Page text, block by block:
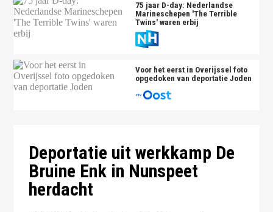
75 jaar D-day: Nederlandse
Marineschepen 'The Terrible
Twins' waren erbij
Voor het eerst in Overijssel foto
opgedoken van deportatie Joden
Deportatie uit werkkamp De
Bruine Enk in Nunspeet
herdacht